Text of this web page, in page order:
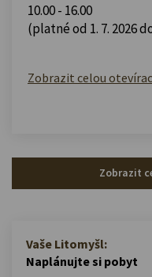
10.00 - 16.00
(platné od 1. 7. 2026
Zobrazit celou
Zobrazit
Vaše Litomyšl:
Naplánujte si pobyt